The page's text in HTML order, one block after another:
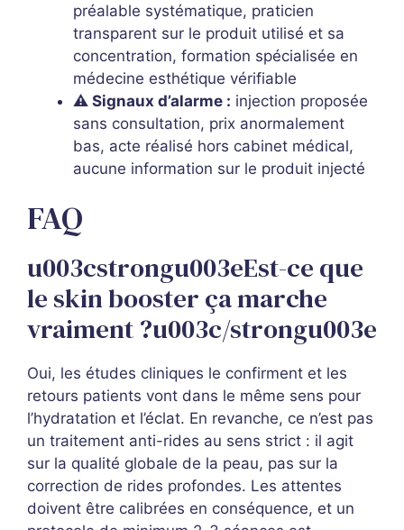
préalable systématique, praticien
transparent sur le produit utilisé et sa
concentration, formation spécialisée en
médecine esthétique vérifiable
⚠️ Signaux d’alarme : injection proposée
sans consultation, prix anormalement
bas, acte réalisé hors cabinet médical,
aucune information sur le produit injecté
FAQ
u003cstrongu003eEst-ce que
le skin booster ça marche
vraiment ?u003c/strongu003e
Oui, les études cliniques le confirment et les
retours patients vont dans le même sens pour
l’hydratation et l’éclat. En revanche, ce n’est pas
un traitement anti-rides au sens strict : il agit
sur la qualité globale de la peau, pas sur la
correction de rides profondes. Les attentes
doivent être calibrées en conséquence, et un